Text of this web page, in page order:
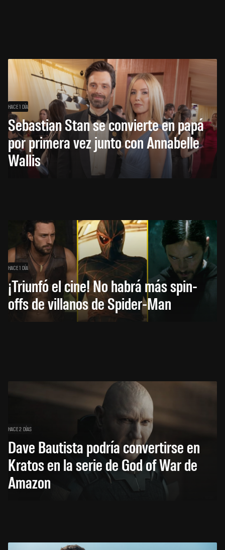
HACE 1 DÍA
Sebastian Stan se convierte en papá
por primera vez junto con Annabelle
Wallis
HACE 1 DÍA
¡Triunfó el cine! No habrá más spin-
offs de villanos de Spider-Man
HACE 2 DÍAS
Dave Bautista podría convertirse en
Kratos en la serie de God of War de
Amazon